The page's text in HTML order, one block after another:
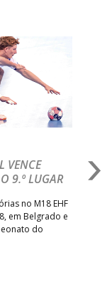
VENCE
9.º LUGAR
no M18 EHF
em Belgrado e
do